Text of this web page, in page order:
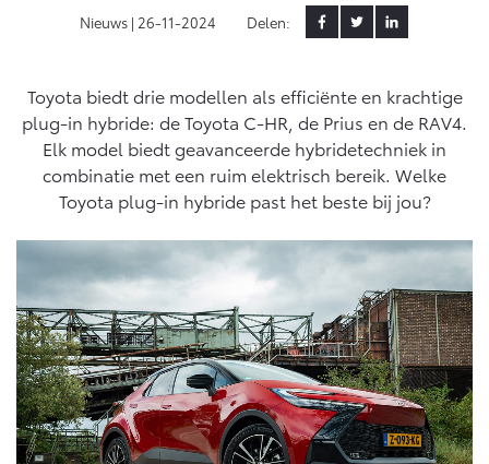
Yaris Cross
HYBRIDE
Vanaf € 31.895,-
Urban Cruiser
BATTERIJ-ELEKTRISCH
Vanaf € 32.995,-
HYBRIDE
Vanaf € 33.495,-
Corolla Touring Sports
HYBRIDE
Vanaf € 35.495,-
Werkplaatsafspraak
APK
Airco check
Vakantiecheck
Hybride Zekerheid Controle
Toyota handleidingen
Toyota Service Informatie (SIL)
Schade & Garantie
Toyota Pechhulp
Schade & Glasherstel
10 jaar Toyota garantie
Wat is Private Lease?
Bereken je maandbedrag
Private Lease voor ZZP
Financieren
Toyota Betaalplan
Oplaadservice
Thuislaadpakketten
Laadpas
Zakelijk
Zakelijk
Toyota voor de zaak
Leaserijder
Leasen
Financial Lease
Operational Lease
Werkplaatsafspraak maken
Contact en Route
Schade melden
Plan een proefrit
Vraag een brochure aan
Bekijk de verwachte modellen
Nieuws | 26-11-2024 Delen:
Toyota biedt drie modellen als efficiënte en krachtige
plug-in hybride: de Toyota C-HR, de Prius en de RAV4.
Elk model biedt geavanceerde hybridetechniek in
combinatie met een ruim elektrisch bereik. Welke
Toyota plug-in hybride past het beste bij jou?